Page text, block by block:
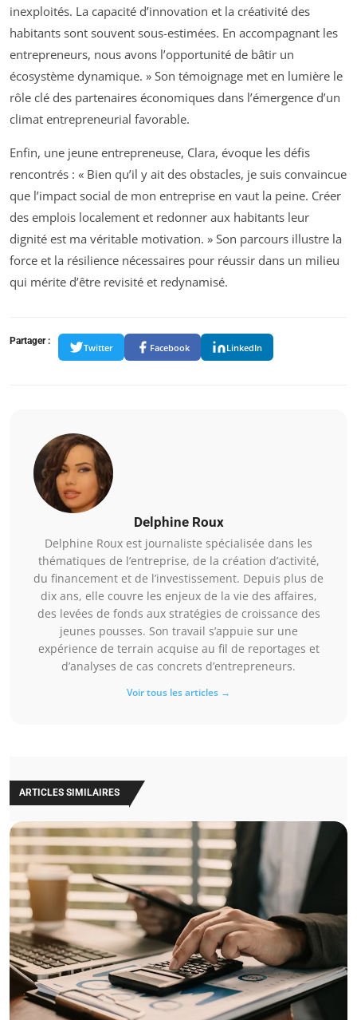
inexploités. La capacité d’innovation et la créativité des
habitants sont souvent sous-estimées. En accompagnant les
entrepreneurs, nous avons l’opportunité de bâtir un
écosystème dynamique. » Son témoignage met en lumière le
rôle clé des partenaires économiques dans l’émergence d’un
climat entrepreneurial favorable.
Enfin, une jeune entrepreneuse, Clara, évoque les défis
rencontrés : « Bien qu’il y ait des obstacles, je suis convaincue
que l’impact social de mon entreprise en vaut la peine. Créer
des emplois localement et redonner aux habitants leur
dignité est ma véritable motivation. » Son parcours illustre la
force et la résilience nécessaires pour réussir dans un milieu
qui mérite d’être revisité et redynamisé.
Partager :
Twitter Facebook LinkedIn
Delphine Roux
Delphine Roux est journaliste spécialisée dans les
thématiques de l’entreprise, de la création d’activité,
du financement et de l’investissement. Depuis plus de
dix ans, elle couvre les enjeux de la vie des affaires,
des levées de fonds aux stratégies de croissance des
jeunes pousses. Son travail s’appuie sur une
expérience de terrain acquise au fil de reportages et
d’analyses de cas concrets d’entrepreneurs.
Voir tous les articles →
ARTICLES SIMILAIRES